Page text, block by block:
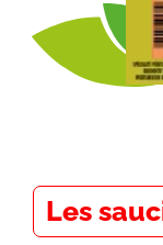
Les